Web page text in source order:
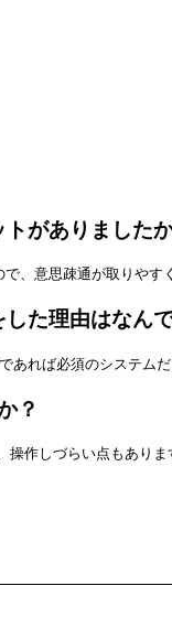
がありました
、意思疎通が取りやす
た理由はなん
れば必須のシステムだ
？
作しづらい点もありま